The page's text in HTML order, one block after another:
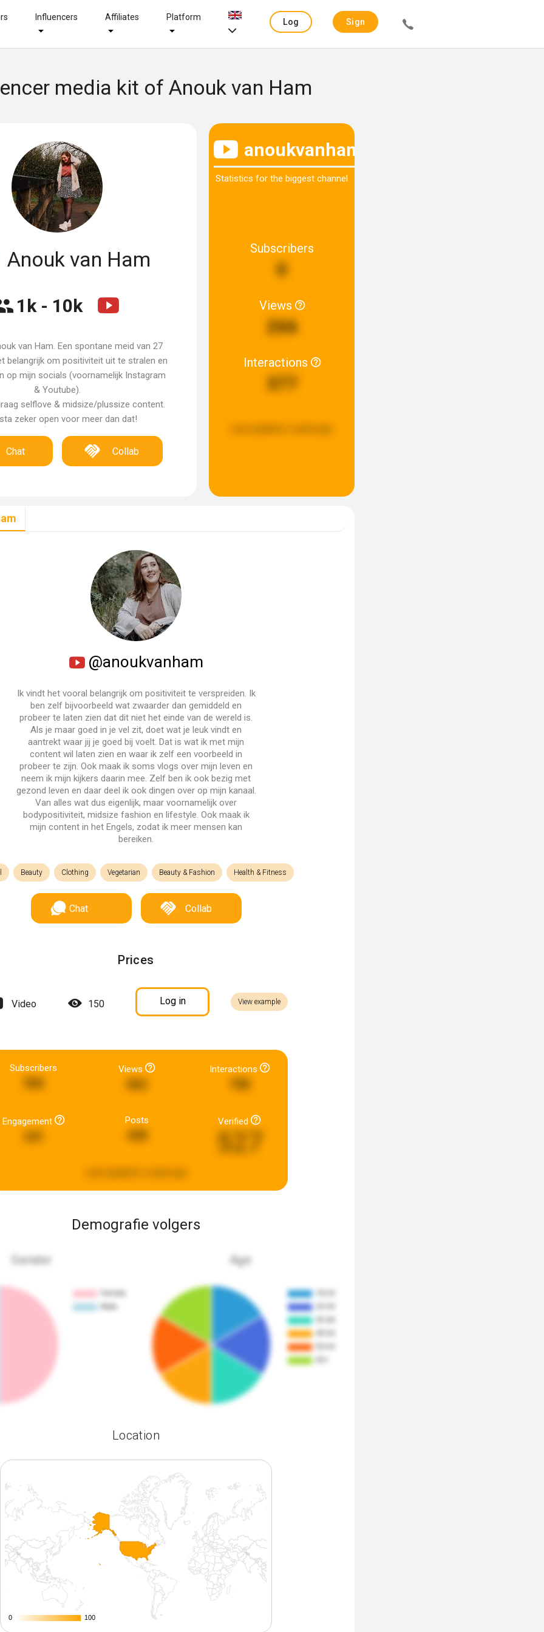
Influencers Affiliates Platform
Log
Sign
media kit of Anouk van Ham
Anouk van Ham
1k - 10k
van Ham. Een spontane meid van 27
belangrijk om positiviteit uit te stralen en
op mijn socials (voornamelijk Instagram
& Youtube).
selflove & midsize/plussize content.
zeker open voor meer dan dat!
Chat Collab
anoukvanham
Statistics for the biggest channel
Subscribers
0
Views
266
Interactions
377
@anoukvanham
Ik vindt het vooral belangrijk om positiviteit te verspreiden. Ik
ben zelf bijvoorbeeld wat zwaarder dan gemiddeld en
probeer te laten zien dat dit niet het einde van de wereld is.
Als je maar goed in je vel zit, doet wat je leuk vindt en
aantrekt waar jij je goed bij voelt. Dat is wat ik met mijn
content wil laten zien en waar ik zelf een voorbeeld in
probeer te zijn. Ook maak ik soms vlogs over mijn leven en
neem ik mijn kijkers daarin mee. Zelf ben ik ook bezig met
gezond leven en daar deel ik ook dingen over op mijn kanaal.
Van alles wat dus eigenlijk, maar voornamelijk over
bodypositiviteit, midsize fashion en lifestyle. Ook maak ik
mijn content in het Engels, zodat ik meer mensen kan
bereiken.
Beauty Clothing Vegetarian Beauty & Fashion Health & Fitness
Chat Collab
Prices
Video 150 Log in View example
Subscribers
506
Views
862
Interactions
708
Engagement Posts
438
Verified
527
Demografie volgers
Gender Age
Location
0
0 100
100